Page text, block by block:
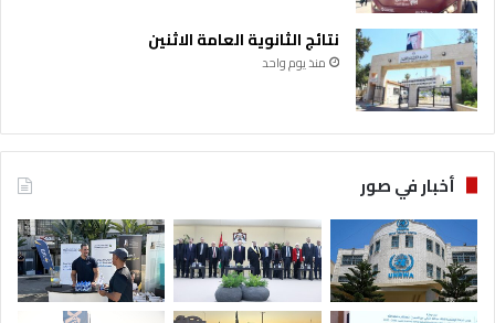
نتائج الثانوية العامة الاثنين
منذ يوم واحد
أخبار في صور